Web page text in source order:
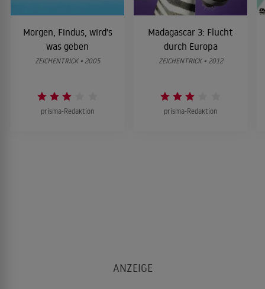
Morgen, Findus, wird's
was geben
ZEICHENTRICK • 2005
prisma-Redaktion
Madagascar 3: Flucht
durch Europa
ZEICHENTRICK • 2012
prisma-Redaktion